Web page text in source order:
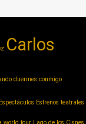
Carlos
duermes conmigo
Espectáculos Estrenos teatrales
world tour Lago de los Cisnes